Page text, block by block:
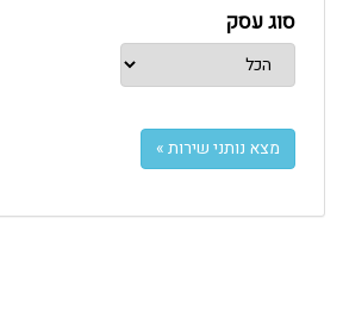
סוג עסק
מצא נותני שירות »